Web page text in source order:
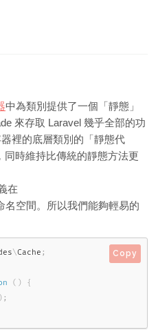
中為類別提供了一個「靜態」
來存取 Laravel 幾乎全部的功
裡的底層類別的「靜態代
時維持比傳統的靜態方法更
在
名空間。所以我們能夠輕易的
\Cache ;
( )
{
) ;
Copy